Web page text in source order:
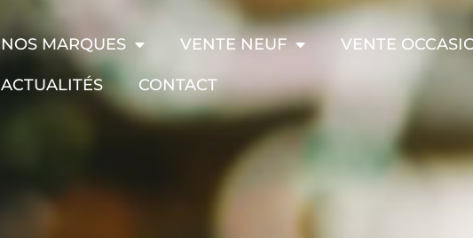
NOS MARQUES VENTE NEUF VENTE
ACTUALITÉS CONTACT